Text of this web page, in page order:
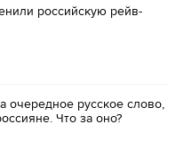
российскую рейв-
очередное русское слово,
Что за оно?